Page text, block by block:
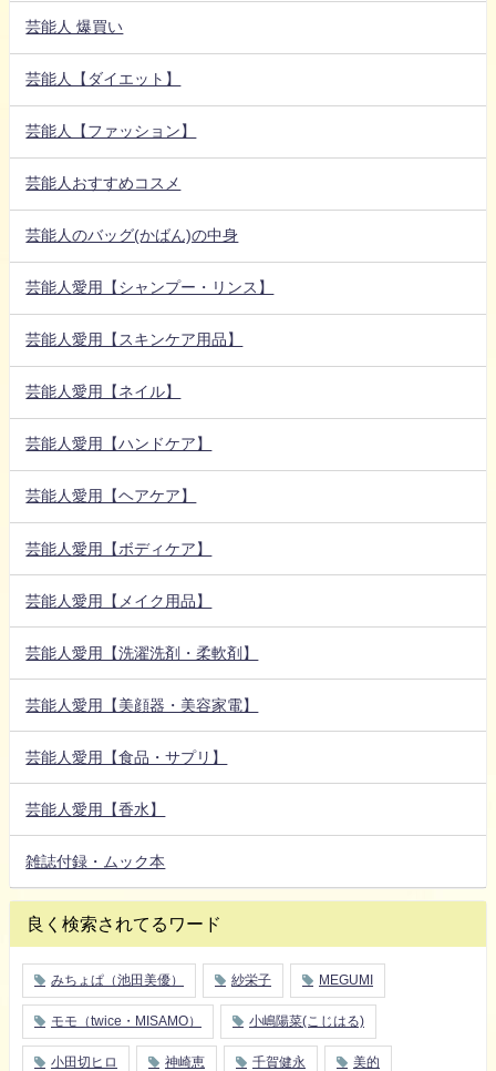
芸能人 爆買い
芸能人【ダイエット】
芸能人【ファッション】
芸能人おすすめコスメ
芸能人のバッグ(かばん)の中身
芸能人愛用【シャンプー・リンス】
芸能人愛用【スキンケア用品】
芸能人愛用【ネイル】
芸能人愛用【ハンドケア】
芸能人愛用【ヘアケア】
芸能人愛用【ボディケア】
芸能人愛用【メイク用品】
芸能人愛用【洗濯洗剤・柔軟剤】
芸能人愛用【美顔器・美容家電】
芸能人愛用【食品・サプリ】
芸能人愛用【香水】
雑誌付録・ムック本
良く検索されてるワード
みちょぱ（池田美優） 紗栄子 MEGUMI
モモ（twice・MISAMO） 小嶋陽菜(こじはる)
小田切ヒロ 神崎恵 千賀健永 美的